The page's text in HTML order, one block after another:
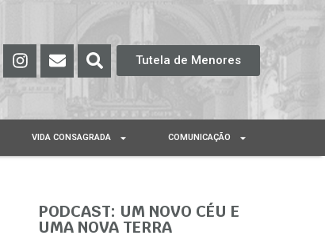
Tutela de Menores
VIDA CONSAGRADA COMUNICAÇÃO
PODCAST: UM NOVO CÉU E
UMA NOVA TERRA